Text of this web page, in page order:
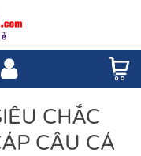
CHẮC
CÂU CÁ